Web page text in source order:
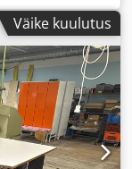
lõikelaius (maks.):
tihendatud õhu
Väike kuulutus